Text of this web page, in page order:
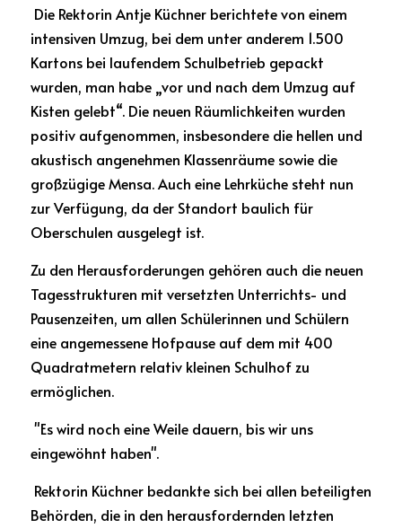
intensiven Umzug, bei dem unter anderem 1.500
Kartons bei laufendem Schulbetrieb gepackt
wurden, man habe „vor und nach dem Umzug auf
Kisten gelebt“. Die neuen Räumlichkeiten wurden
positiv aufgenommen, insbesondere die hellen und
akustisch angenehmen Klassenräume sowie die
großzügige Mensa. Auch eine Lehrküche steht nun
zur Verfügung, da der Standort baulich für
Oberschulen ausgelegt ist.
Zu den Herausforderungen gehören auch die neuen
Tagesstrukturen mit versetzten Unterrichts- und
Pausenzeiten, um allen Schülerinnen und Schülern
eine angemessene Hofpause auf dem mit 400
Quadratmetern relativ kleinen Schulhof zu
ermöglichen.
eingewöhnt haben".
Behörden, die in den herausfordernden letzten